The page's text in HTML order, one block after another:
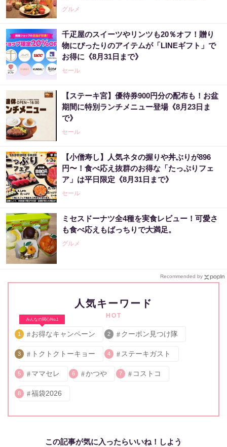
グルメ
千疋屋のスイーツやリンツも20％オフ！贈り
物にぴったりのアイテムが「LINEギフト」で
お得に《8月31日まで》
セール
【ステーキ宮】優待券900円分の配布も！お盆
期間に特別ランチメニュー登場《8月23日ま
で》
セール
【小僧寿し】人気ネタの握りや丼ぶりが896
円〜！食べ応え抜群のお得な「たっぷりフェ
ア」は平日限定《8月31日まで》
セール
ミセスドーナツ全4種を実食レビュー！可愛さ
も食べ応えもばっちりで大満足。
グルメ
Recommended by
人気キーワード
HOT
みんなの関心No.1
1 お得なキャンペーン 2 クーポン見つけ隊
3 トクトクトーキョー 4 ステーキガスト
5 ママセレ 6 かつや 7 コストコ
8 福袋2026
この記事が気に入ったらいいね！しよう